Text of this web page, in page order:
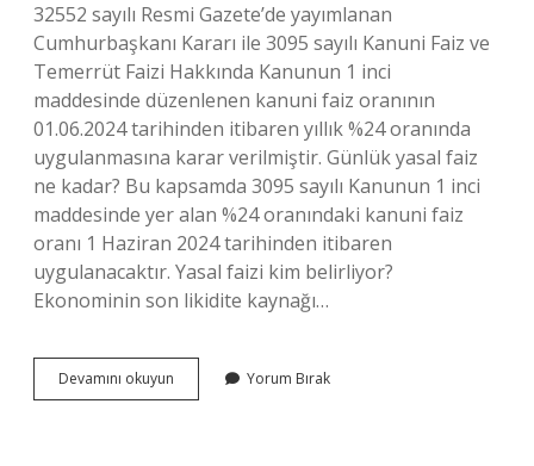
32552 sayılı Resmi Gazete’de yayımlanan
Cumhurbaşkanı Kararı ile 3095 sayılı Kanuni Faiz ve
Temerrüt Faizi Hakkında Kanunun 1 inci
maddesinde düzenlenen kanuni faiz oranının
01.06.2024 tarihinden itibaren yıllık %24 oranında
uygulanmasına karar verilmiştir. Günlük yasal faiz
ne kadar? Bu kapsamda 3095 sayılı Kanunun 1 inci
maddesinde yer alan %24 oranındaki kanuni faiz
oranı 1 Haziran 2024 tarihinden itibaren
uygulanacaktır. Yasal faizi kim belirliyor?
Ekonominin son likidite kaynağı…
Devamını okuyun
Faiz
Yorum Bırak